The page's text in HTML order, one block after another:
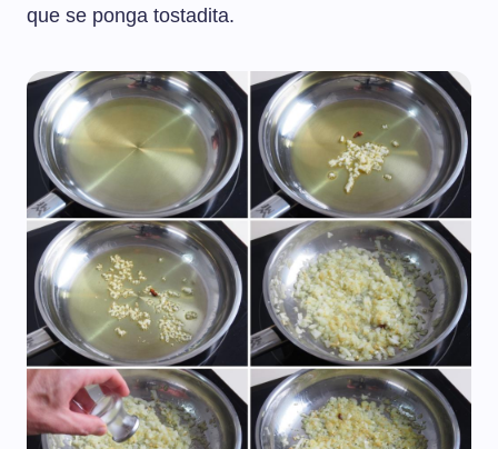
que se ponga tostadita.